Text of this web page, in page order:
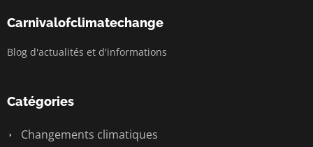
Carnivalofclimatechange
Blog d'actualités et d'informations
Catégories
Changements climatiques